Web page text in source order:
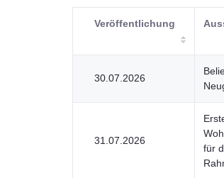
Veröffentlichung
30.07.2026
31.07.2026
für